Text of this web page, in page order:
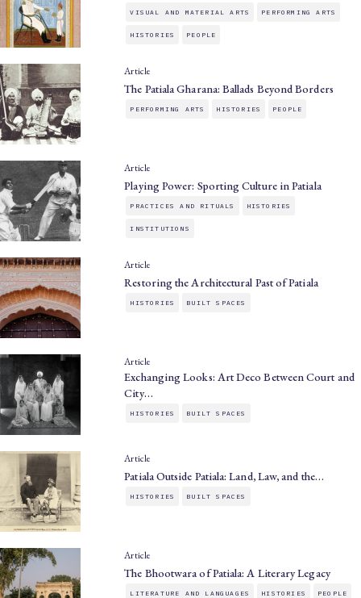
VISUAL AND MATERIAL ARTS PERFORMING ARTS
HISTORIES PEOPLE
Article
The Patiala Gharana: Ballads Beyond Borders
PERFORMING ARTS HISTORIES PEOPLE
Article
Playing Power: Sporting Culture in Patiala
PRACTICES AND RITUALS HISTORIES
INSTITUTIONS
Article
Restoring the Architectural Past of Patiala
HISTORIES BUILT SPACES
Article
Exchanging Looks: Art Deco Between Court and
City…
HISTORIES BUILT SPACES
Article
Patiala Outside Patiala: Land, Law, and the…
HISTORIES BUILT SPACES
Article
The Bhootwara of Patiala: A Literary Legacy
LITERATURE AND LANGUAGES HISTORIES PEOPLE